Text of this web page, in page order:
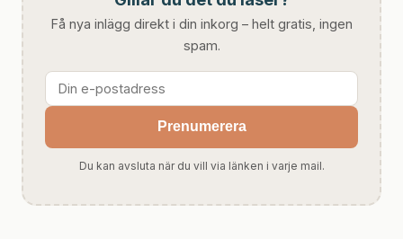
Få nya inlägg direkt i din inkorg – helt gratis, ingen
spam.
Prenumerera
Du kan avsluta när du vill via länken i varje mail.